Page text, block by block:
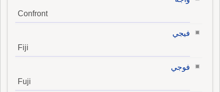
Confront
فيجي
Fiji
فوجي
Fuji